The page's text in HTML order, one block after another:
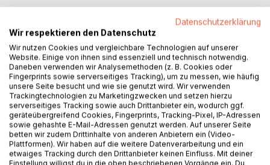
Die Fortsetzung von "Masked Hearts"
Amber und Carters Abenteuer geht endlich weiter!
Nachdem Carter von der Organisation fliehen konnte, tut
sie sich immer noch schwer damit, Fuß in der ihr neuen
Welt zu fassen - einer Welt mit Amber.
Als dann auch noch ein mysteriöser Mann auftaucht, der sie
zu verfolgen scheint, läuft alles aus dem Ruder. Kommt er
etwa von der Organisation? Sind Carter und Amber in
Gefahr?
Zusammen stürzen die beiden sich in ein Abenteuer voller
Datenschutzerklärung
Wir respektieren den Datenschutz
Wir nutzen Cookies und vergleichbare Technologien auf unserer
Website. Einige von ihnen sind essenziell und technisch notwendig.
Daneben verwenden wir Analysemethoden (z. B. Cookies oder
Fingerprints sowie serverseitiges Tracking), um zu messen, wie häufig
unsere Seite besucht und wie sie genutzt wird. Wir verwenden
Trackingtechnologien zu Marketingzwecken und setzen hierzu
serverseitiges Tracking sowie auch Drittanbieter ein, wodurch ggf.
geräteübergreifend Cookies, Fingerprints, Tracking-Pixel, IP-Adressen
sowie gehashte E-Mail-Adressen genutzt werden. Auf unserer Seite
betten wir zudem Drittinhalte von anderen Anbietern ein (Video-
Plattformen). Wir haben auf die weitere Datenverarbeitung und ein
etwaiges Tracking durch den Drittanbieter keinen Einfluss. Mit deiner
Einstellung willigst du in die oben beschriebenen Vorgänge ein. Du